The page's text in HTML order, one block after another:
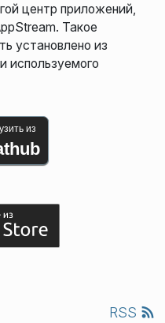
центр приложений,
Такое
установлено из
используемого
из
RSS